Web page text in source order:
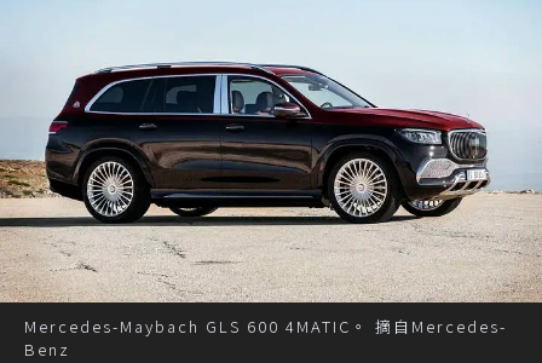
Mercedes-Maybach GLS 600 4MATIC。 摘自Mercedes-
Benz